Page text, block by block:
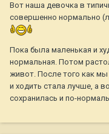
Вот наша девочка в
совершенно нормально
Пока была маленькая и
нормальная. Потом
живот. После того как мы
и ходить стала лучше, а
сохранилась и по-